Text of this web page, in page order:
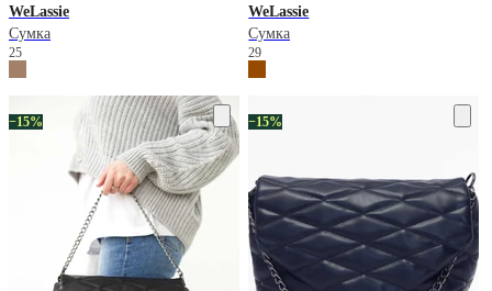
WeLassie
Сумка
25
WeLassie
Сумка
29
−15% −15%